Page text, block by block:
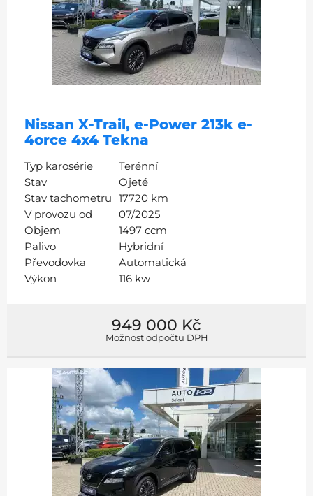
Nissan X-Trail, e-Power 213k e-
4orce 4x4 Tekna
Typ karosérie
Terénní
Stav
Ojeté
Stav tachometru 17720 km
V provozu od
07/2025
Objem
1497 ccm
Palivo
Hybridní
Převodovka
Automatická
Výkon
116 kw
949 000 Kč
Možnost odpočtu DPH